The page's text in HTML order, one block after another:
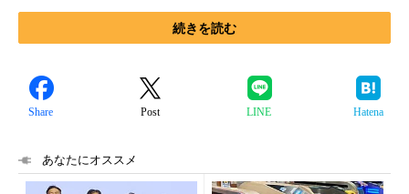
続きを読む
Share Post LINE Hatena
あなたにオススメ